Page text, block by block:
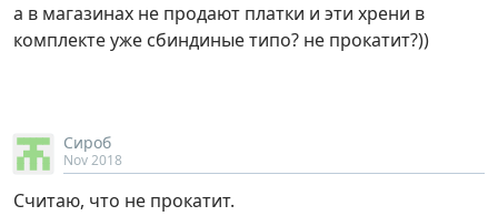
а в магазинах не продают платки и эти хрени в
комплекте уже сбиндиные типо? не прокатит?))
Сироб
Nov 2018
Считаю, что не прокатит.